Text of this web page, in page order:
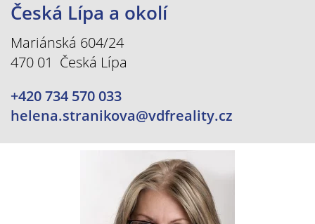
Česká Lípa a okolí
Mariánská 604/24
470 01 Česká Lípa
+420 734 570 033
helena.stranikova@vdfreality.cz